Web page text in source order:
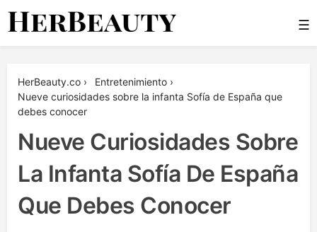
Skip
☰
HerBeauty.co › Entretenimiento ›
Nueve curiosidades sobre la infanta Sofía de España que
debes conocer
Nueve Curiosidades Sobre
La Infanta Sofía De España
Que Debes Conocer